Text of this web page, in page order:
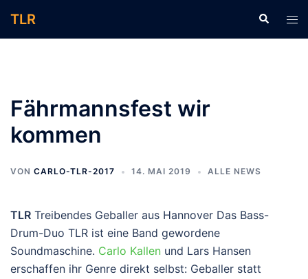
Inhalt
TLR Suche
Fährmannsfest wir
kommen
VON CARLO-TLR-2017 14. MAI 2019 ALLE NEWS
TLR Treibendes Geballer aus Hannover Das Bass-
Drum-Duo TLR ist eine Band gewordene
Soundmaschine. Carlo Kallen und Lars Hansen
erschaffen ihr Genre direkt selbst: Geballer statt